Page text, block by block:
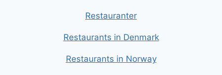
Restauranter
Restaurants in Denmark
Restaurants in Norway